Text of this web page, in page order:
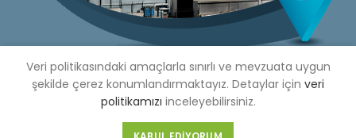
Listesi
Veri politikasındaki amaçlarla sınırlı ve mevzuata uygun
şekilde çerez konumlandırmaktayız. Detaylar için veri
politikamızı inceleyebilirsiniz.